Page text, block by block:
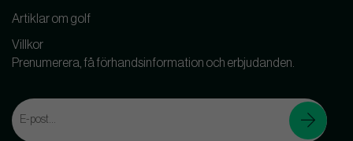
Artiklar om golf
Villkor
Prenumerera, få förhandsinformation och erbjudanden.